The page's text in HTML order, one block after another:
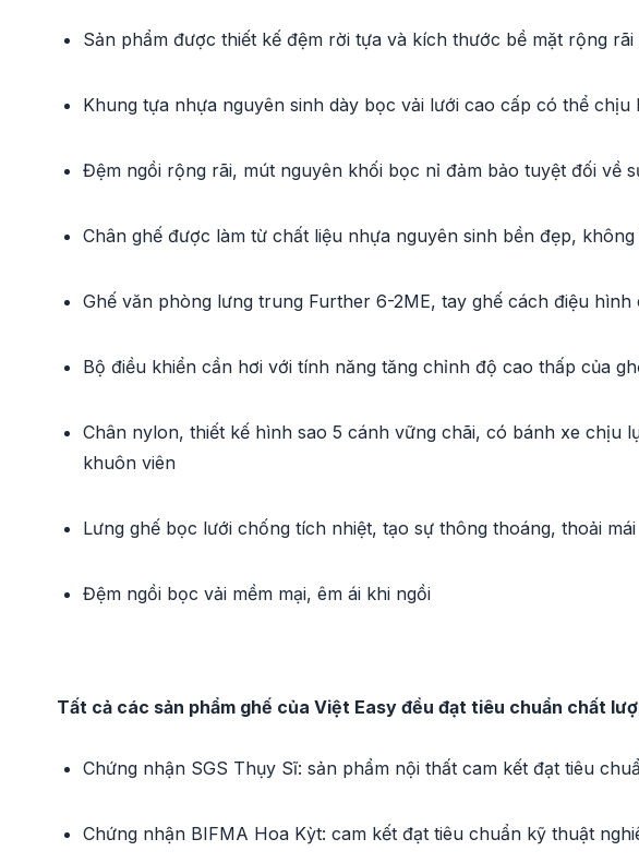
Sản phẩm được thiết kế đệm rời tựa và kích thước bề mặt rộng
Khung tựa nhựa nguyên sinh dày bọc vải lưới cao cấp có thể chịu
Đệm ngồi rộng rãi, mút nguyên khối bọc nỉ đảm bảo tuyệt đối về
Chân ghế được làm từ chất liệu nhựa nguyên sinh bền đẹp,
Ghế văn phòng lưng trung Further 6-2ME, tay ghế cách điệu
Bộ điều khiển cần hơi với tính năng tăng chỉnh độ cao thấp của
Chân nylon, thiết kế hình sao 5 cánh vững chãi, có bánh xe chịu
khuôn viên
Lưng ghế bọc lưới chống tích nhiệt, tạo sự thông thoáng, thoải mái
Đệm ngồi bọc vải mềm mại, êm ái khi ngồi
Tất cả các sản phẩm ghế của Việt Easy đều đạt tiêu chuẩn chất
Chứng nhận SGS Thụy Sĩ: sản phẩm nội thất cam kết đạt tiêu
Chứng nhận BIFMA Hoa Kỳt: cam kết đạt tiêu chuẩn kỹ thuật